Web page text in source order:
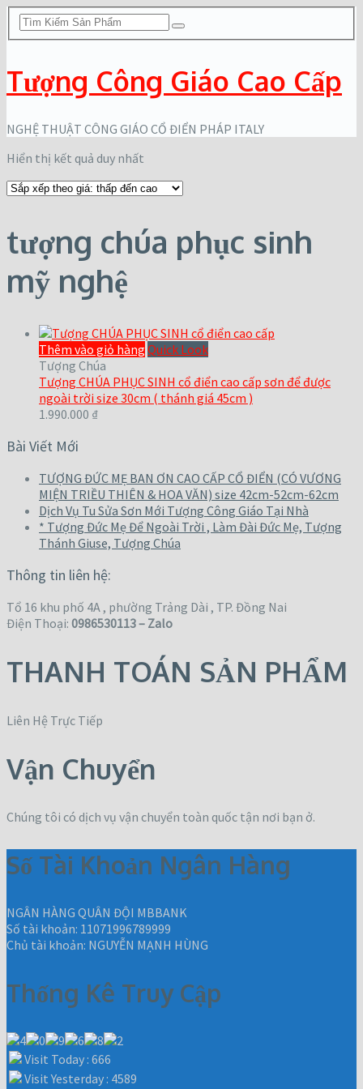
Tượng Công Giáo Cao Cấp
NGHỆ THUẬT CÔNG GIÁO CỔ ĐIỂN PHÁP ITALY
Hiển thị kết quả duy nhất
tượng chúa phục sinh
mỹ nghệ
Thêm vào giỏ hàng Quick Look
Tượng Chúa
Tượng CHÚA PHỤC SINH cổ điển cao cấp sơn để được
ngoài trời size 30cm ( thánh giá 45cm )
1.990.000 ₫
Bài Viết Mới
TƯỢNG ĐỨC MẸ BAN ƠN CAO CẤP CỔ ĐIỂN (CÓ VƯƠNG
MIỆN TRIỀU THIÊN & HOA VĂN) size 42cm-52cm-62cm
Dịch Vụ Tu Sửa Sơn Mới Tượng Công Giáo Tại Nhà
* Tượng Đức Mẹ Để Ngoài Trời , Làm Đài Đức Mẹ, Tượng
Thánh Giuse, Tượng Chúa
Thông tin liên hệ:
Tổ 16 khu phố 4A , phường Trảng Dài , TP. Đồng Nai
Điện Thoại: 0986530113 – Zalo
THANH TOÁN SẢN PHẨM
Liên Hệ Trực Tiếp
Vận Chuyển
Chúng tôi có dịch vụ vận chuyển toàn quốc tận nơi bạn ở.
Số Tài Khoản Ngân Hàng
NGÂN HÀNG QUÂN ĐỘI MBBANK
Số tài khoản: 11071996789999
Chủ tài khoản: NGUYỄN MẠNH HÙNG
Thống Kê Truy Cập
Visit Today : 666
Visit Yesterday : 4589